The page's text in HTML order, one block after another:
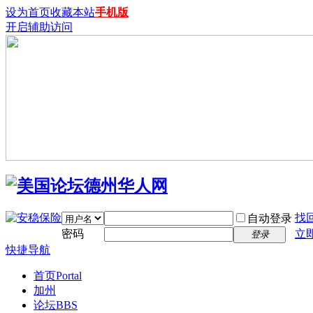
设为首页收藏本站手机版
开启辅助访问
自动登录 找
密码
登录
立
快捷导航
首页Portal
加州
论坛BBS